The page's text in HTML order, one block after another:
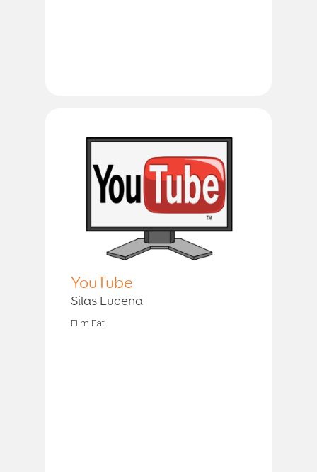
YouTube
Silas Lucena
Film Fat